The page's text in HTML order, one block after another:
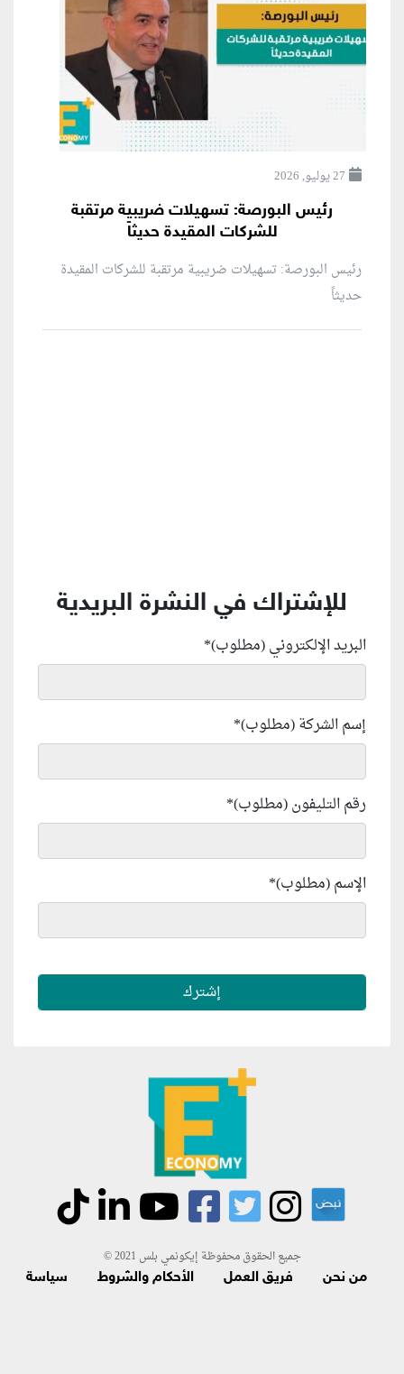
27 يوليو, 2026
رئيس البورصة: تسهيلات ضريبية مرتقبة
للشركات المقيدة حديثاً
رئيس البورصة: تسهيلات ضريبية مرتقبة للشركات المقيدة
حديثاً
للإشتراك في النشرة البريدية
البريد الإلكتروني (مطلوب)*
إسم الشركة (مطلوب)*
رقم التليفون (مطلوب)*
الإسم (مطلوب)*
جميع الحقوق محفوظة إيكونمي بلس 2021 ©
من نحن فريق العمل الأحكام والشروط
سياسة